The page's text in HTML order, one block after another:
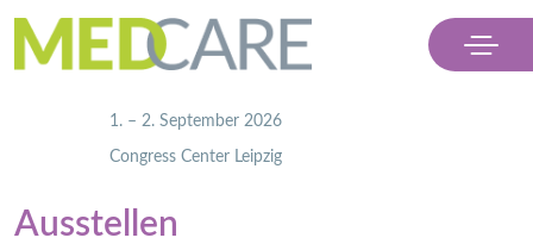
                    1. – 2. September 2026
Ausstellen